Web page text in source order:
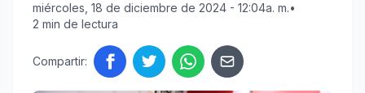
miércoles, 18 de diciembre de 2024 - 12:04a. m.•
2 min de lectura
Compartir: